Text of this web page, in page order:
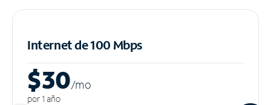
Internet de 100 Mbps
$30/mo
por 1 año